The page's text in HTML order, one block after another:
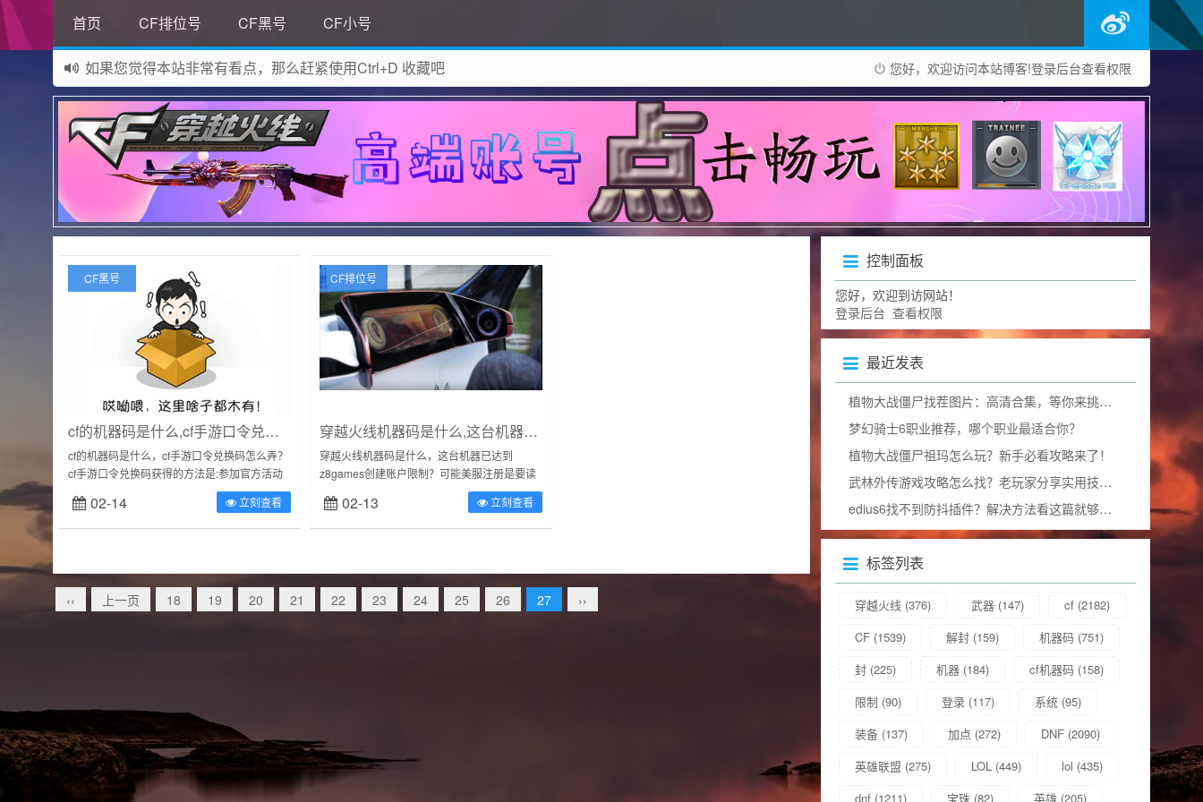
首页 CF排位号 CF黑号 CF小号
您好，欢迎访问本站博客!登录后台查看权限
如果您觉得本站非常有看点，那么赶紧使用Ctrl+D 收藏吧
网站所有资源均来自网络，如有侵权请联系站长删除！
CF黑号
cf的机器码是什么,cf手游口令兑换码怎么弄
cf的机器码是什么，cf手游口令兑换码怎么弄？
cf手游口令兑换码获得的方法是:参加官方活动
有机会获得cdk兑换码。到穿越火线官网可以获
得一些cdk礼包兑换码。c...
02-14 立刻查看
CF排位号
穿越火线机器码是什么,这台机器已达到z8games创建账户限制
穿越火线机器码是什么，这台机器已达到
z8games创建账户限制？可能美服注册是要读
取电脑机器码的，电脑机器码一台一个，重刷
系统也没用，可能你要换一台机器注册了。...
02-13 立刻查看
‹‹ 上一页 18 19 20 21 22 23 24 25 26 27 ››
控制面板
您好，欢迎到访网站！
登录后台 查看权限
最近发表
植物大战僵尸找茬图片：高清合集，等你来挑战眼力极限！
梦幻骑士6职业推荐，哪个职业最适合你？
植物大战僵尸祖玛怎么玩？新手必看攻略来了！
武林外传游戏攻略怎么找？老玩家分享实用技巧！
edius6找不到防抖插件？解决方法看这篇就够了！
标签列表
穿越火线 (376) 武器 (147) cf (2182)
CF (1539) 解封 (159) 机器码 (751)
封 (225) 机器 (184) cf机器码 (158)
限制 (90) 登录 (117) 系统 (95)
装备 (137) 加点 (272) DNF (2090)
英雄联盟 (275) LOL (449) lol (435)
dnf (1211) 宝珠 (82) 英雄 (205)